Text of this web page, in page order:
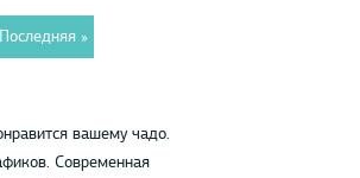
Последняя »
вашему чадо.
Современная